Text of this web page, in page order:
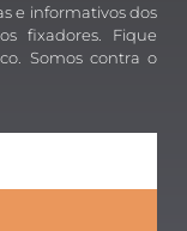
e informativos dos
fixadores. Fique
Somos contra o